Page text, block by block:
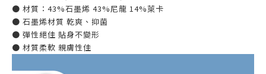
● 材質：43%石墨烯 43%尼龍 14%萊卡
● 石墨烯材質 乾爽、抑菌
● 彈性絕佳 貼身不變形
● 材質柔軟 親膚性佳